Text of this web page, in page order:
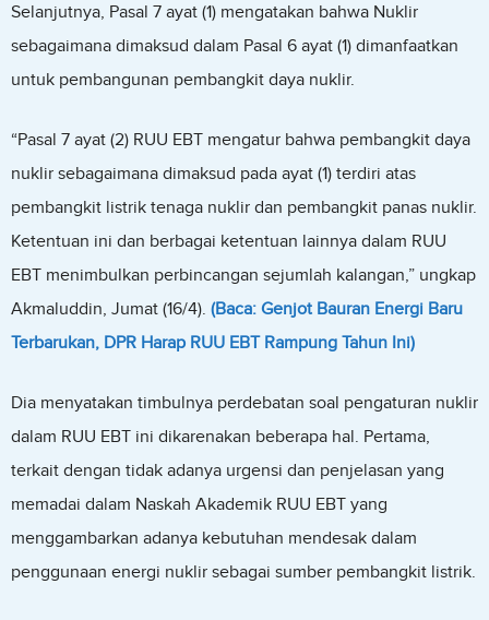
Selanjutnya, Pasal 7 ayat (1) mengatakan bahwa Nuklir
sebagaimana dimaksud dalam Pasal 6 ayat (1) dimanfaatkan
untuk pembangunan pembangkit daya nuklir.
“Pasal 7 ayat (2) RUU EBT mengatur bahwa pembangkit daya
nuklir sebagaimana dimaksud pada ayat (1) terdiri atas
pembangkit listrik tenaga nuklir dan pembangkit panas nuklir.
Ketentuan ini dan berbagai ketentuan lainnya dalam RUU
EBT menimbulkan perbincangan sejumlah kalangan,” ungkap
Akmaluddin, Jumat (16/4). (Baca: Genjot Bauran Energi Baru
Terbarukan, DPR Harap RUU EBT Rampung Tahun Ini)
Dia menyatakan timbulnya perdebatan soal pengaturan nuklir
dalam RUU EBT ini dikarenakan beberapa hal. Pertama,
terkait dengan tidak adanya urgensi dan penjelasan yang
memadai dalam Naskah Akademik RUU EBT yang
menggambarkan adanya kebutuhan mendesak dalam
penggunaan energi nuklir sebagai sumber pembangkit listrik.